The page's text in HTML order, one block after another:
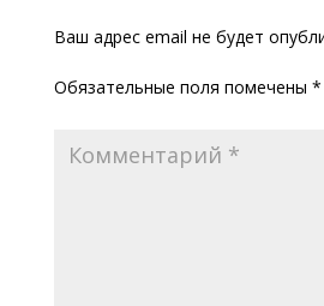
Ваш адрес email не будет
Обязательные поля помечены *